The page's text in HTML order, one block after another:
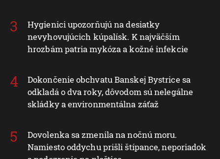
Hygienici upozorňujú na desiatky
nevyhovujúcich kúpalísk. K najväčším
hrozbám patria mykóza a kožné infekcie
Dokončenie obchvatu Banskej Bystrice sa
odkladá o dva roky, dôvodom sú nelegálne
skládky a environmentálna záťaž
Dovolenka sa zmenila na nočnú moru.
Namiesto oddychu prišli štípance, neporiadok